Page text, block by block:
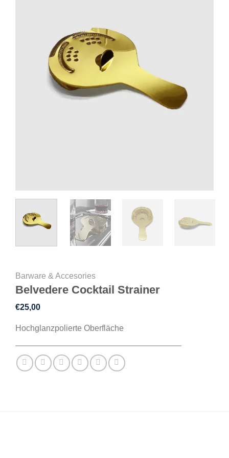
Barware & Accesories
Belvedere Cocktail Strainer
€25,00
Hochglanzpolierte Oberfläche